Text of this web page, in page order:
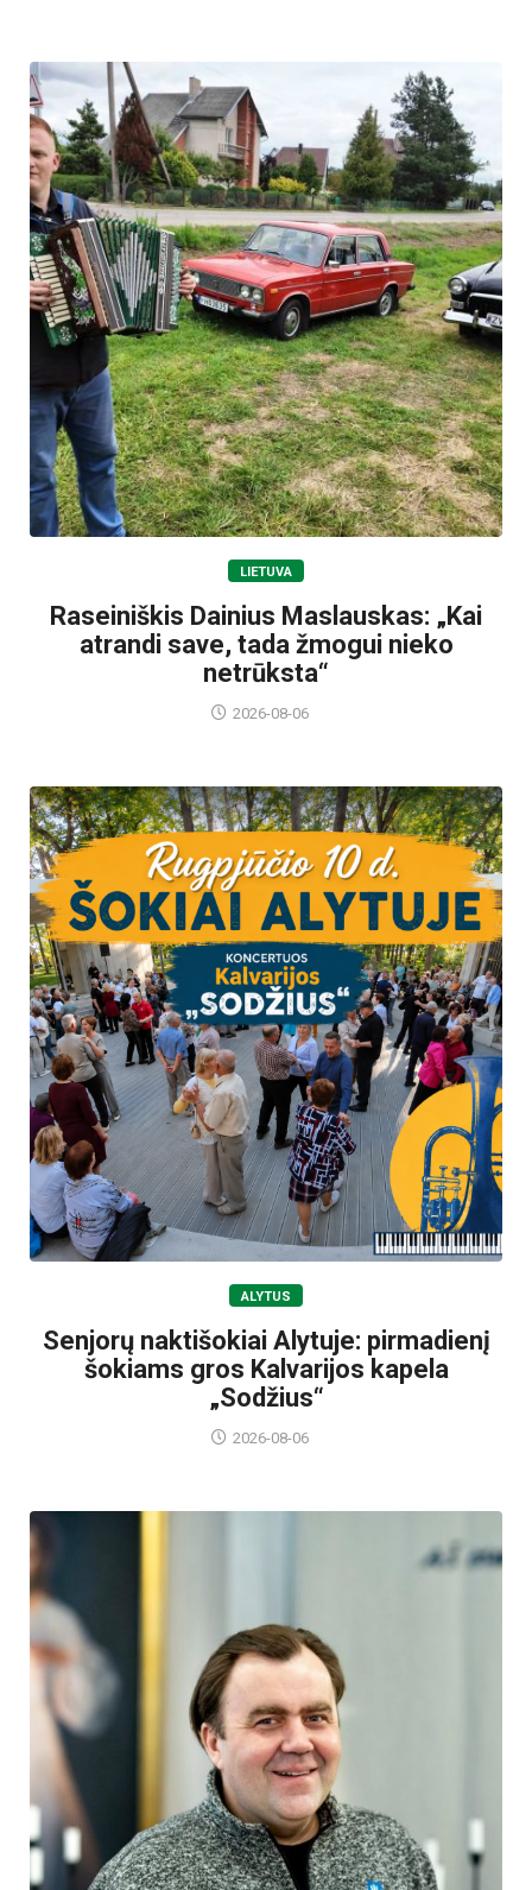
LIETUVA
Raseiniškis Dainius Maslauskas: „Kai
atrandi save, tada žmogui nieko
netrūksta“
2026-08-06
ALYTUS
Senjorų naktišokiai Alytuje: pirmadienį
šokiams gros Kalvarijos kapela
„Sodžius“
2026-08-06